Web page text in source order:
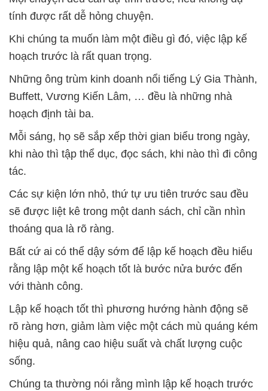
tính được rất dễ hỏng chuyện.
Khi chúng ta muốn làm một điều gì đó, việc lập kế
hoạch trước là rất quan trọng.
Những ông trùm kinh doanh nổi tiếng Lý Gia Thành,
Buffett, Vương Kiến Lâm, … đều là những nhà
hoạch định tài ba.
Mỗi sáng, họ sẽ sắp xếp thời gian biểu trong ngày,
khi nào thì tập thể dục, đọc sách, khi nào thì đi công
tác.
Các sự kiện lớn nhỏ, thứ tự ưu tiên trước sau đều
sẽ được liệt kê trong một danh sách, chỉ cần nhìn
thoáng qua là rõ ràng.
Bất cứ ai có thể dậy sớm để lập kế hoạch đều hiểu
rằng lập một kế hoạch tốt là bước nửa bước đến
với thành công.
Lập kế hoạch tốt thì phương hướng hành động sẽ
rõ ràng hơn, giảm làm việc một cách mù quáng kém
hiệu quả, nâng cao hiệu suất và chất lượng cuộc
sống.
Chúng ta thường nói rằng mình lập kế hoạch trước